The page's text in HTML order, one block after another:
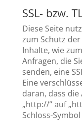
SSL- bzw.
Diese Seite
zum Schutz
Inhalte, wie
Anfragen, die
senden, eine
Eine
daran, dass die
„http://“ auf
Schloss-